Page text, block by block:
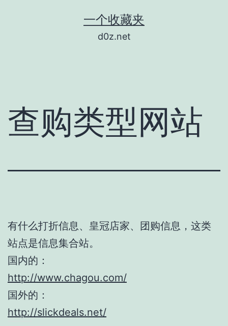
一个收藏夹
d0z.net
查购类型网站
有什么打折信息、皇冠店家、团购信息，这类
站点是信息集合站。
国内的：
http://www.chagou.com/
国外的：
http://slickdeals.net/